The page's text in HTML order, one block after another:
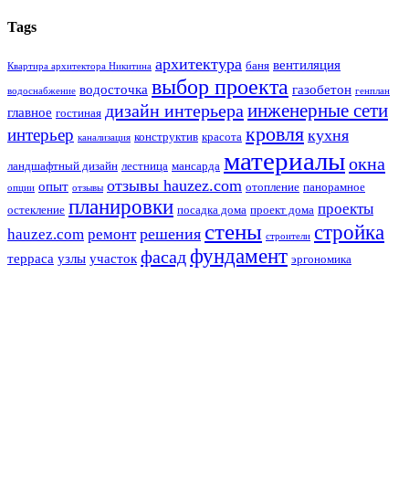
Tags
Квартира архитектора Никитина архитектура баня вентиляция
водоснабжение водосточка выбор проекта газобетон генплан
главное гостиная дизайн интерьераинженерные сети
интерьер канализация конструктив красота кровля кухня
ландшафтный дизайн лестница мансарда материалыокна
опции опыт отзывы отзывы hauzez.com отопление панорамное
остекление планировки посадка дома проект дома проекты
hauzez.com ремонт решения стены строители стройка
терраса узлы участок фасадфундамент эргономика